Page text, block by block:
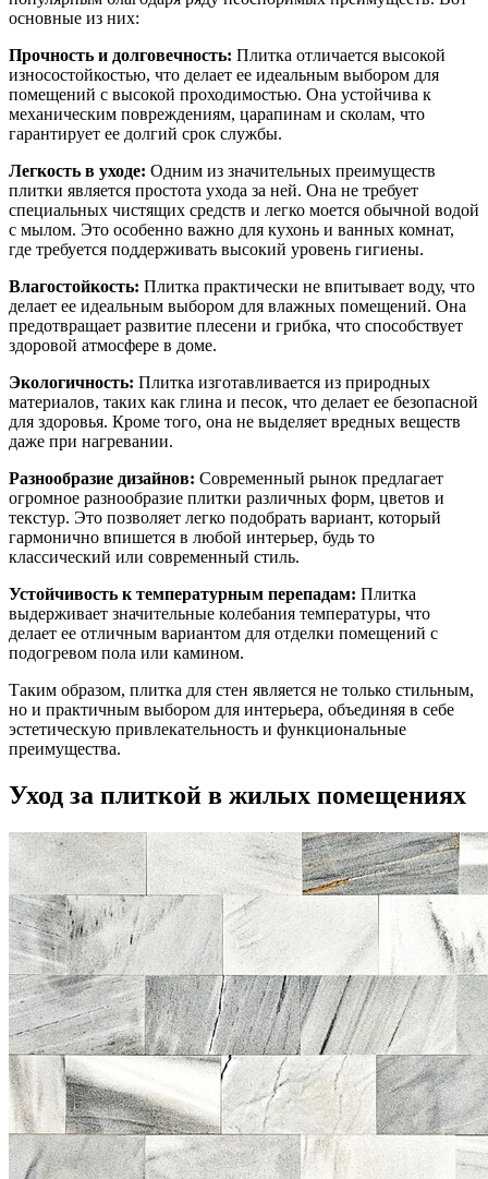
основные из них:
Прочность и долговечность: Плитка отличается высокой
износостойкостью, что делает ее идеальным выбором для
помещений с высокой проходимостью. Она устойчива к
механическим повреждениям, царапинам и сколам, что
гарантирует ее долгий срок службы.
Легкость в уходе: Одним из значительных преимуществ
плитки является простота ухода за ней. Она не требует
специальных чистящих средств и легко моется обычной водой
с мылом. Это особенно важно для кухонь и ванных комнат,
где требуется поддерживать высокий уровень гигиены.
Влагостойкость: Плитка практически не впитывает воду, что
делает ее идеальным выбором для влажных помещений. Она
предотвращает развитие плесени и грибка, что способствует
здоровой атмосфере в доме.
Экологичность: Плитка изготавливается из природных
материалов, таких как глина и песок, что делает ее безопасной
для здоровья. Кроме того, она не выделяет вредных веществ
даже при нагревании.
Разнообразие дизайнов: Современный рынок предлагает
огромное разнообразие плитки различных форм, цветов и
текстур. Это позволяет легко подобрать вариант, который
гармонично впишется в любой интерьер, будь то
классический или современный стиль.
Устойчивость к температурным перепадам: Плитка
выдерживает значительные колебания температуры, что
делает ее отличным вариантом для отделки помещений с
подогревом пола или камином.
Таким образом, плитка для стен является не только стильным,
но и практичным выбором для интерьера, объединяя в себе
эстетическую привлекательность и функциональные
преимущества.
Уход за плиткой в жилых помещениях